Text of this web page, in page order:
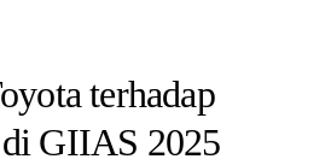
terhadap
GIIAS 2025